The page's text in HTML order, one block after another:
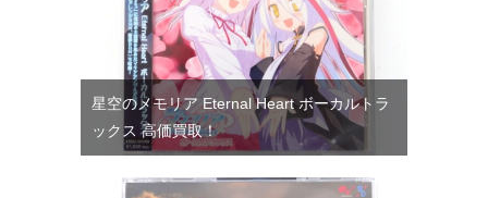
星空のメモリア Eternal Heart ボーカルトラ
ックス 高価買取！